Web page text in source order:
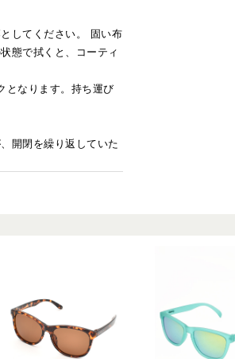
してください。 固い布
態で拭くと、コーティ
となります。持ち運び
開閉を繰り返していた